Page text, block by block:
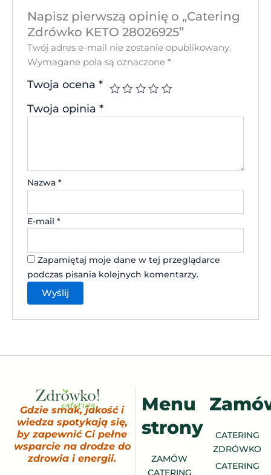
Napisz pierwszą opinię o „Catering
Zdrówko KETO 28026925”
Twój adres e-mail nie zostanie opublikowany.
Wymagane pola są oznaczone*
Twoja ocena*
Twoja opinia*
Nazwa*
E-mail*
Zapamiętaj moje dane w tej przeglądarce
podczas pisania kolejnych komentarzy.
Gdzie smak, jakość i
wiedza spotykają się,
by zapewnić Ci pełne
wsparcie na drodze do
zdrowia i energii.
Menu
strony
ZAMÓW
CATERING
CATERING
ZDRÓWKO
CATERING